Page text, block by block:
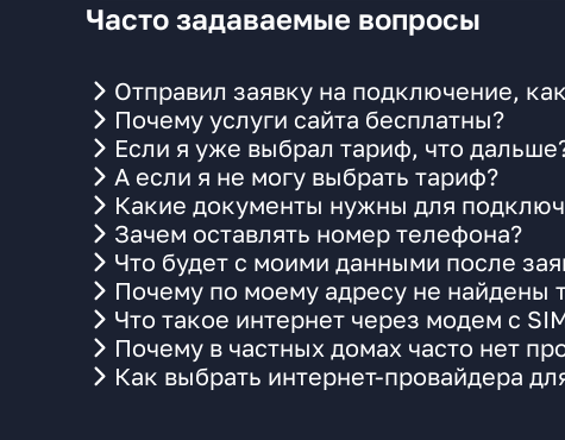
Часто задаваемые вопросы
Отправил заявку на подключение,
Почему услуги сайта бесплатны?
Если я уже выбрал тариф, что
А если я не могу выбрать тариф?
Какие документы нужны для
Зачем оставлять номер телефона?
Что будет с моими данными после
Почему по моему адресу не найдены
Что такое интернет через модем с
Почему в частных домах часто нет
Как выбрать интернет-провайдера